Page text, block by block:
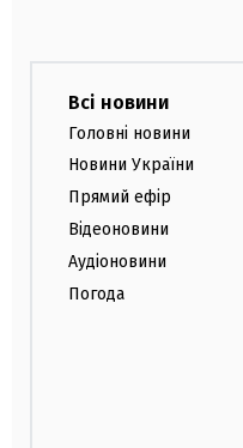
Всі новини
Головні новини
Новини України
Прямий ефір
Відеоновини
Аудіоновини
Погода